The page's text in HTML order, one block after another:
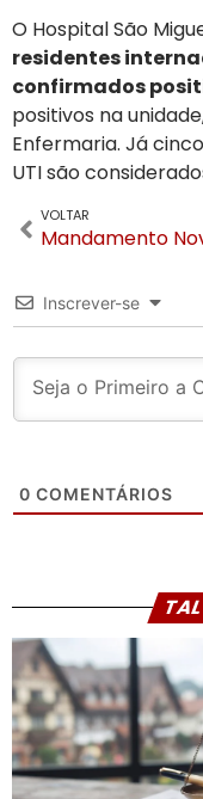
O Hospital São
residentes
confirmados
positivos na
Enfermaria. Já
UTI são
VOLTAR
Inscrever-se
0 COMENTÁRIOS